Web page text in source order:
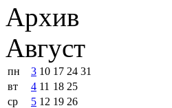
Архив
Август
пн 3 10 17 24 31
вт
4 11 18 25
ср
5 12 19 26